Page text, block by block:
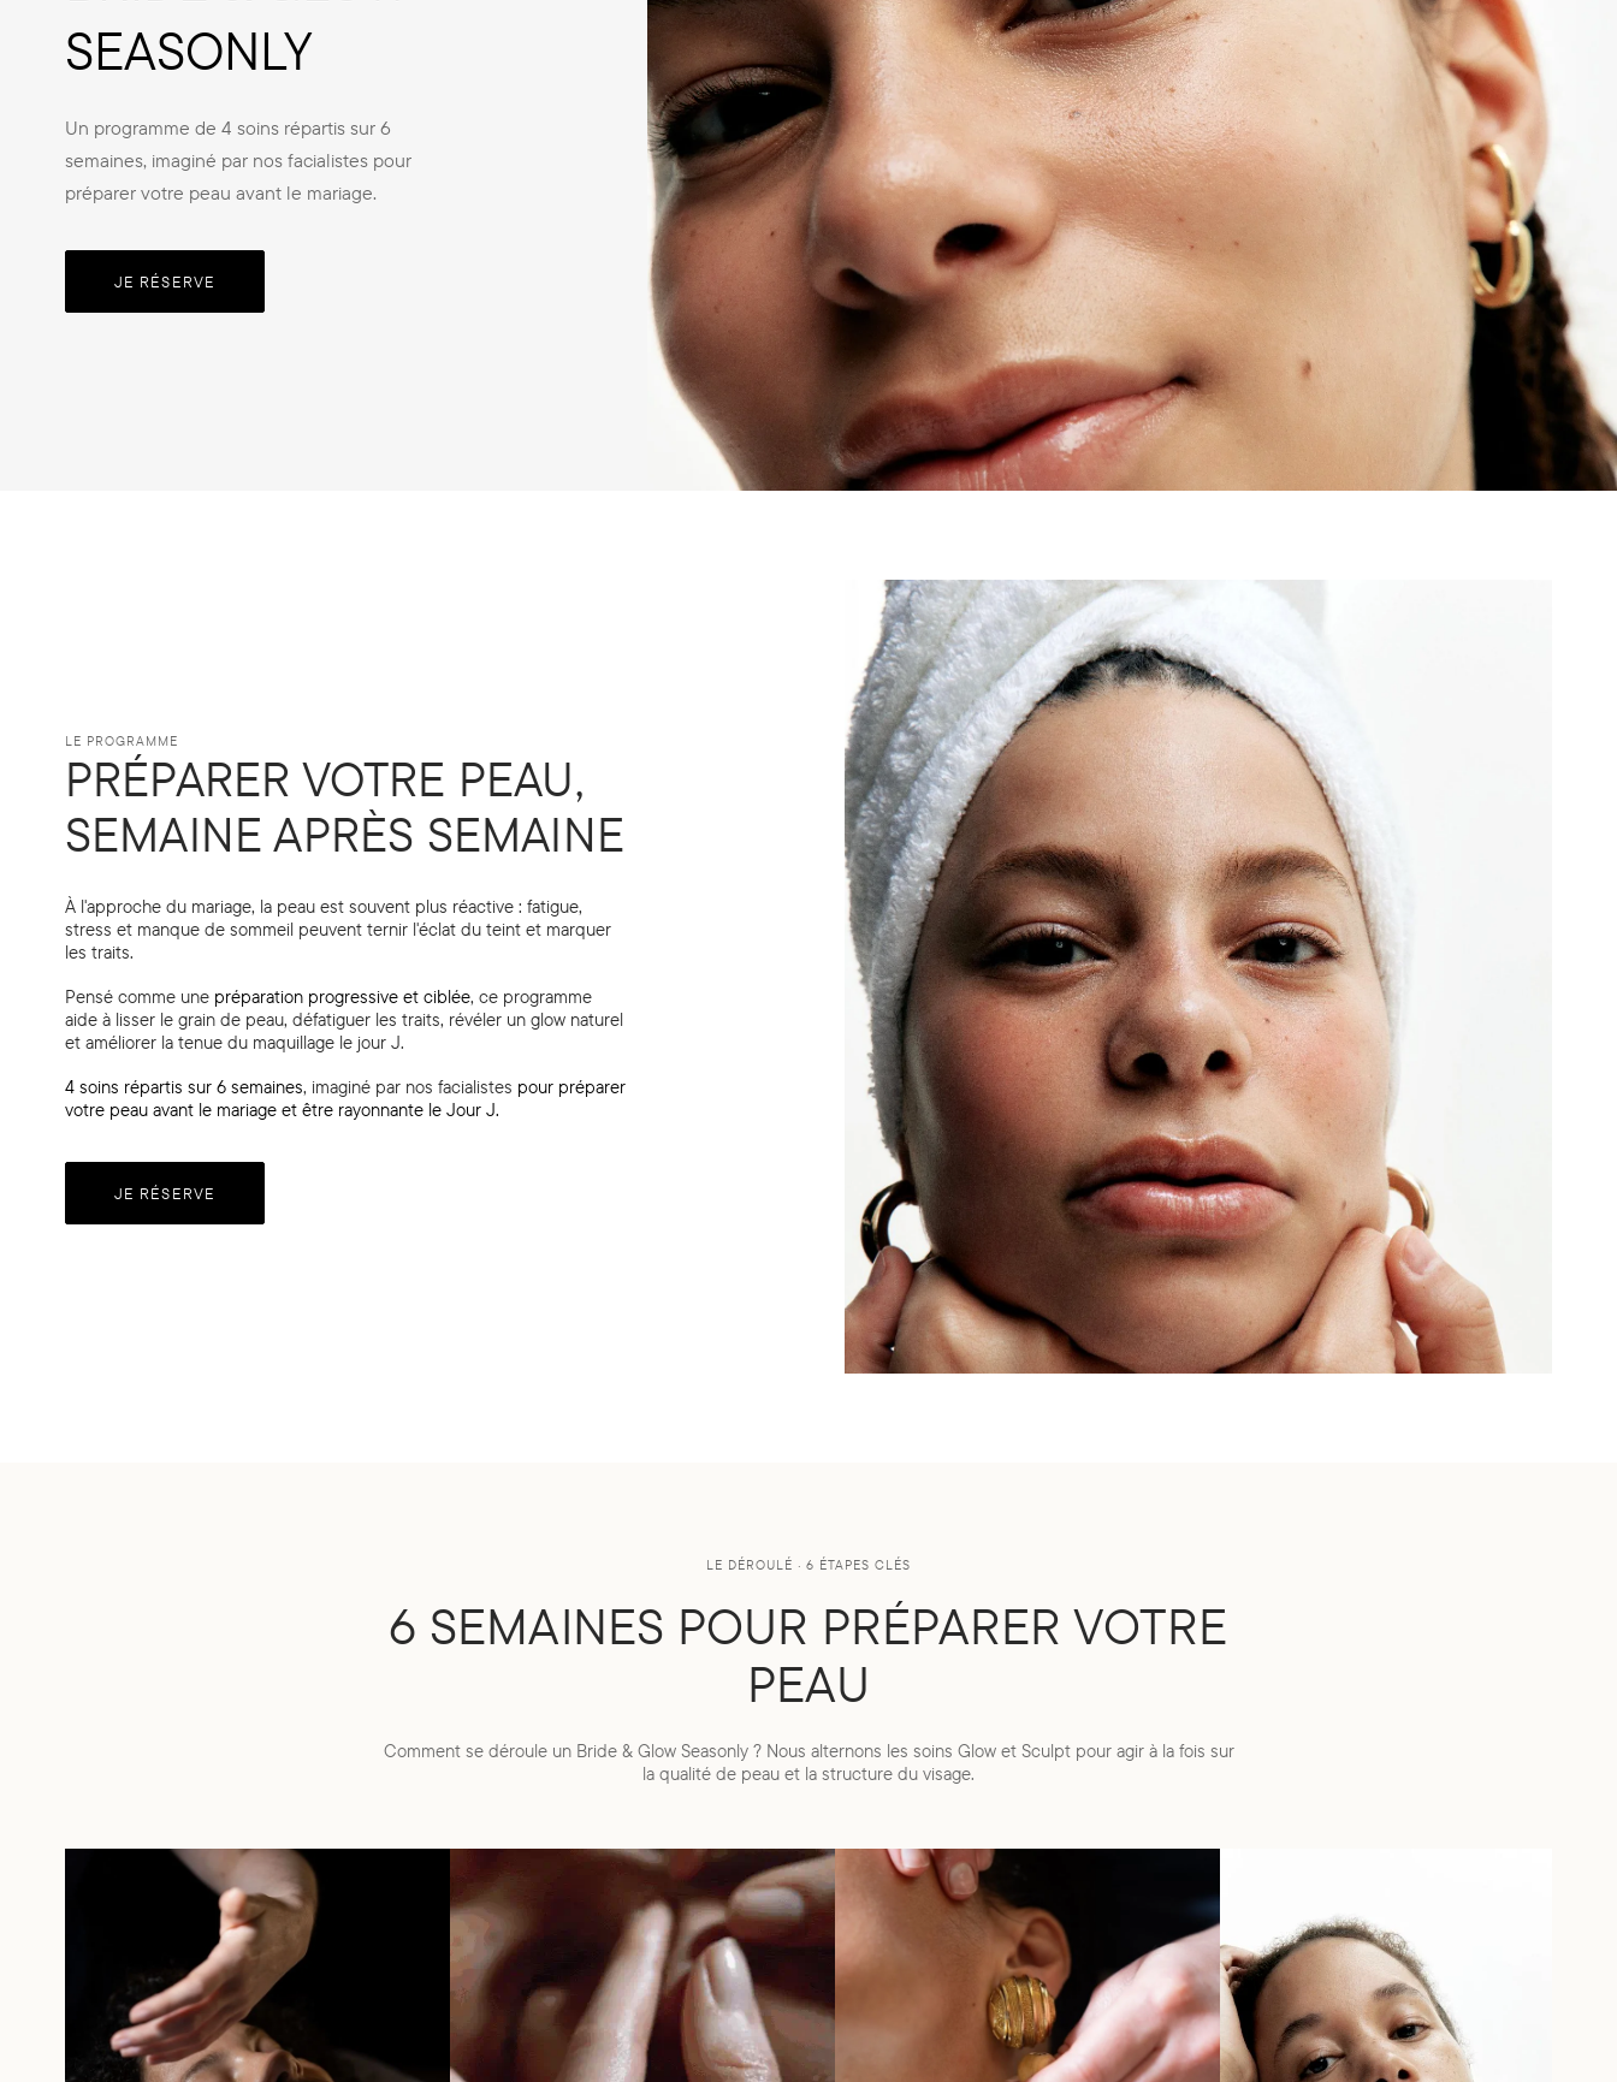
SEASONLY
Un programme de 4 soins répartis sur 6
semaines, imaginé par nos facialistes pour
préparer votre peau avant le mariage.
JE RÉSERVE
LE PROGRAMME
PRÉPARER VOTRE PEAU,
SEMAINE APRÈS SEMAINE
À l'approche du mariage, la peau est souvent plus réactive : fatigue,
stress et manque de sommeil peuvent ternir l'éclat du teint et marquer
les traits.
Pensé comme une préparation progressive et ciblée, ce programme
aide à lisser le grain de peau, défatiguer les traits, révéler un glow naturel
et améliorer la tenue du maquillage le jour J.
4 soins répartis sur 6 semaines, imaginé par nos facialistes pour préparer
votre peau avant le mariage et être rayonnante le Jour J.
JE RÉSERVE
LE DÉROULÉ · 6 ÉTAPES CLÉS
6 SEMAINES POUR PRÉPARER VOTRE
PEAU
Comment se déroule un Bride & Glow Seasonly ? Nous alternons les soins Glow et Sculpt pour agir à la fois sur
la qualité de peau et la structure du visage.